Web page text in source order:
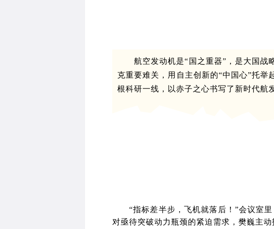
航空发动机是“国之重器”，是大国
克重要难关，用自主创新的“中国心”托
根科研一线，以赤子之心书写了新时代航
“指标差半步，飞机就落后！”会议室
对亟待突破动力瓶颈的紧迫需求， 樊巍主动